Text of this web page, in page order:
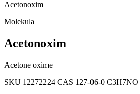
Acetonoxim
Molekula
Acetonoxim
Acetone oxime
SKU 12272224 CAS 127-06-0 C3H7NO